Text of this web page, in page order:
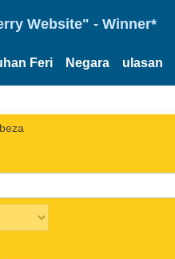
Website" - Winner*
Feri Negara ulasan